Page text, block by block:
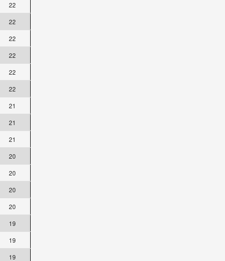
22
22
22
22
22
22
21
21
21
20
20
20
20
19
19
19